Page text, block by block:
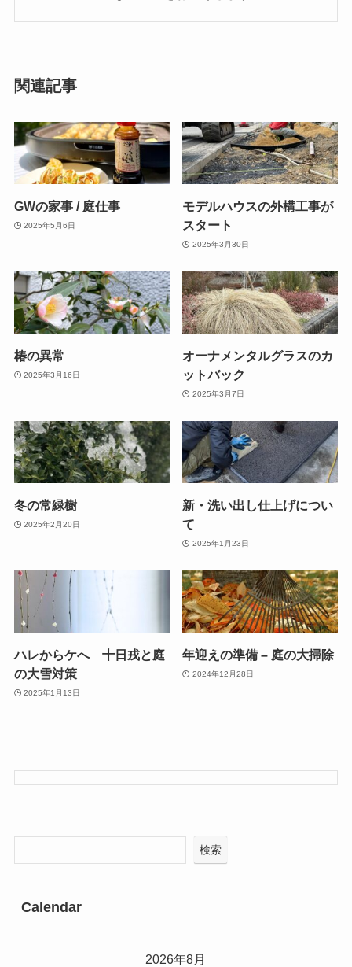
関連記事
GWの家事 / 庭仕事
2025年5月6日
モデルハウスの外構工事が
スタート
2025年3月30日
椿の異常
2025年3月16日
オーナメンタルグラスのカ
ットバック
2025年3月7日
冬の常緑樹
2025年2月20日
新・洗い出し仕上げについ
て
2025年1月23日
ハレからケへ 十日戎と庭
の大雪対策
2025年1月13日
年迎えの準備 – 庭の大掃除
2024年12月28日
検索
Calendar
2026年8月